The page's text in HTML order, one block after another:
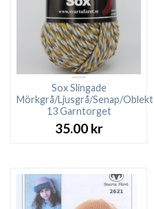
Sox Slingade
Mörkgrå/Ljusgrå/Senap/Oblekt
13 Garntorget
35.00 kr